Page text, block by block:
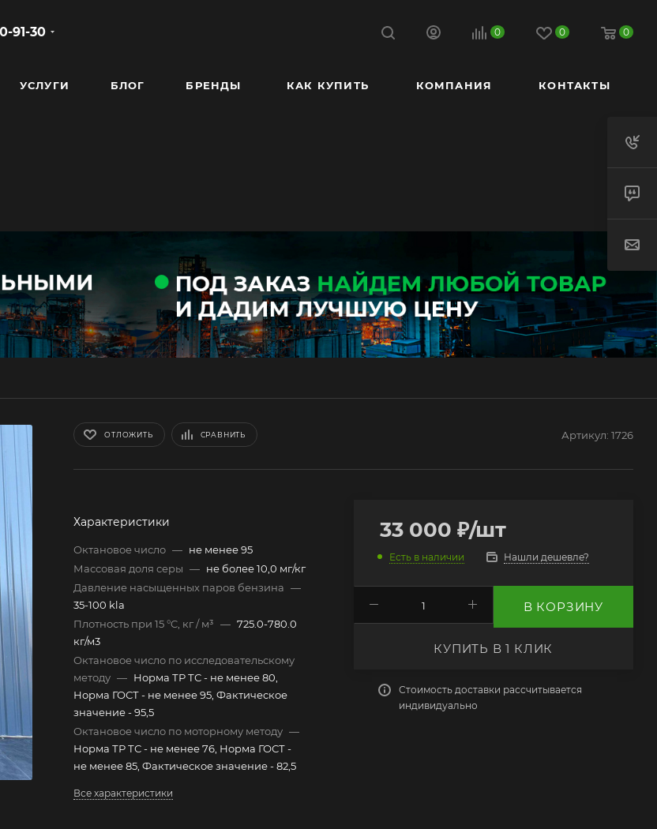
91-30 0 0 0
УСЛУГИ БЛОГ БРЕНДЫ КАК КУПИТЬ КОМПАНИЯ КОНТАКТЫ
ОТЛОЖИТЬ СРАВНИТЬ Артикул: 1726
Характеристики
Октановое число — не менее 95
Массовая доля серы — не более 10,0 мг/кг
Давление насыщенных паров бензина —
35-100 kla
Плотность при 15 °C, кг / м³ — 725.0-780.0
кг/м3
Октановое число по исследовательскому
методу — Норма ТР ТС - не менее 80,
Норма ГОСТ - не менее 95, Фактическое
значение - 95,5
Октановое число по моторному методу —
Норма ТР ТС - не менее 76, Норма ГОСТ -
не менее 85, Фактическое значение - 82,5
Все характеристики
33 000 ₽/шт
Есть в наличии Нашли дешевле?
В КОРЗИНУ
КУПИТЬ В 1 КЛИК
Стоимость доставки рассчитывается
индивидуально